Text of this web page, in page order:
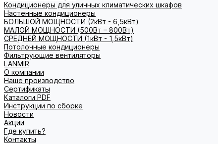
Кондиционеры для уличных климатических шкафов
Настенные кондиционеры
БОЛЬШОЙ МОЩНОСТИ (2кВт - 6,5кВт)
МАЛОЙ МОЩНОСТИ (500Вт – 800Вт)
СРЕДНЕЙ МОЩНОСТИ (1кВт - 1,5кВт)
Потолочные кондиционеры
Фильтрующие вентиляторы
LANMIR
О компании
Наше производство
Сертификаты
Каталоги PDF
Инструкции по сборке
Новости
Акции
Где купить?
Контакты